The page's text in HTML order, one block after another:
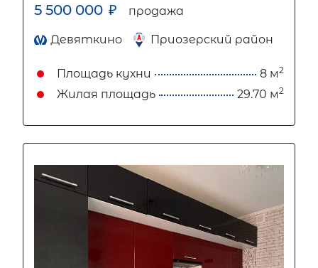
5 500 000 ₽ продажа
Девяткино Приозерский район
Площадь кухни 8 м2
Жилая площадь 29.70 м2